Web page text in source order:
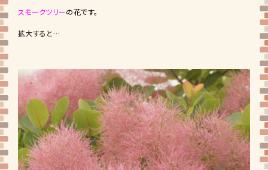
スモークツリーの花です。
拡大すると…